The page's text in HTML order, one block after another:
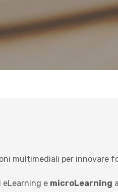
multimediali per innovare
e microLearning